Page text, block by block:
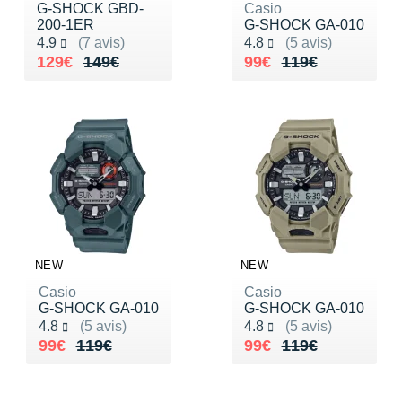
G-SHOCK GBD-
200-1ER
4.9
(7 avis)
Noté 4.9 sur 5
149€
Au lieu de 149€
129€
Vendu 129€
Casio
G-SHOCK GA-010
4.8
(5 avis)
Noté 4.8 sur 5
119€
Au lieu de 119€
99€
Vendu 99€
NEW
Casio
G-SHOCK GA-010
4.8
(5 avis)
Noté 4.8 sur 5
119€
Au lieu de 119€
99€
Vendu 99€
NEW
Casio
G-SHOCK GA-010
4.8
(5 avis)
Noté 4.8 sur 5
119€
Au lieu de 119€
99€
Vendu 99€
Raidlight
Reebok
Scarpa
Shokz
Sidas
Smoon